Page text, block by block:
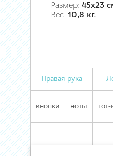
Размер: 45х23
Вес: 10,8 кг.
Правая рука
кнопки ноты